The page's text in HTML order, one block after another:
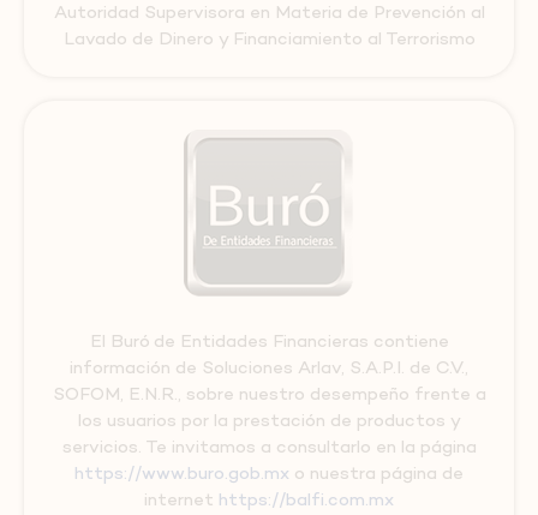
Autoridad Supervisora en Materia de Prevención al
Lavado de Dinero y Financiamiento al Terrorismo
El Buró de Entidades Financieras contiene
información de Soluciones Arlav, S.A.P.I. de C.V.,
SOFOM, E.N.R., sobre nuestro desempeño frente a
los usuarios por la prestación de productos y
servicios. Te invitamos a consultarlo en la página
https://www.buro.gob.mx o nuestra página de
internet https://balfi.com.mx